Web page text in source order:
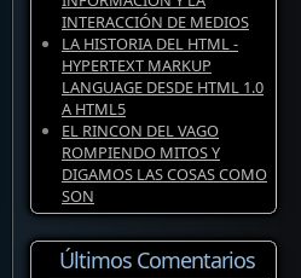
INTERACCIÓN DE MEDIOS
LA HISTORIA DEL HTML -
HYPERTEXT MARKUP
LANGUAGE DESDE HTML 1.0
A HTML5
EL RINCON DEL VAGO
ROMPIENDO MITOS Y
DIGAMOS LAS COSAS COMO
SON
Últimos Comentarios